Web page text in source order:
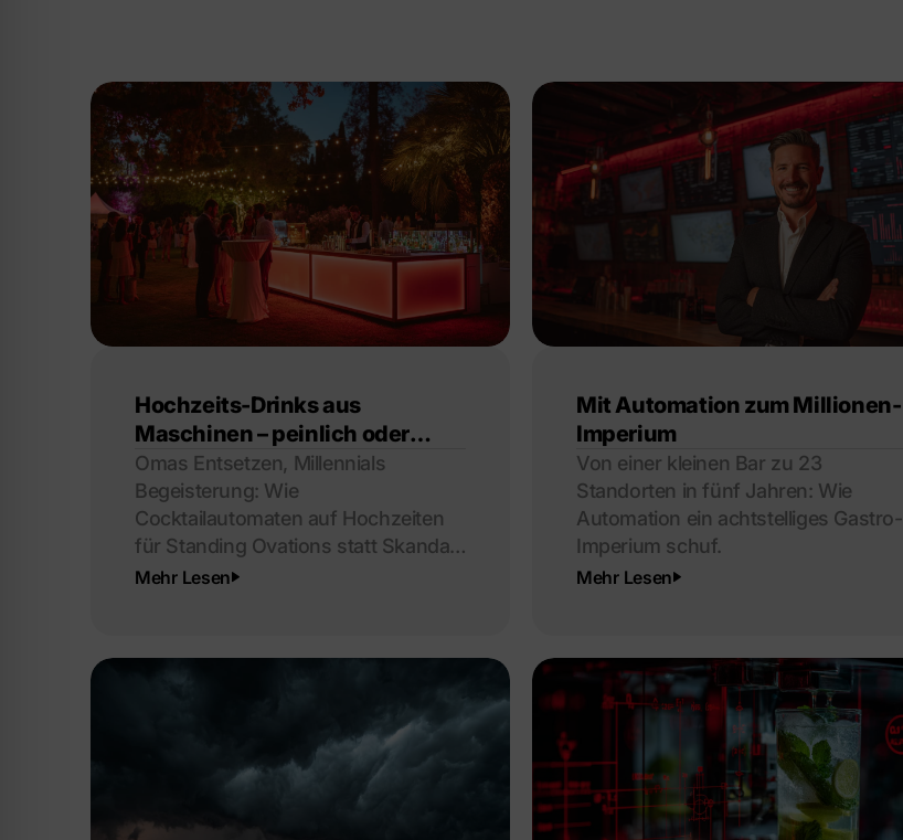
Hochzeits-Drinks aus
Maschinen – peinlich oder
perfekt?
Omas Entsetzen, Millennials
Begeisterung: Wie
Cocktailautomaten auf Hochzeiten
für Standing Ovations statt Skandale
sorgen.
Mehr Lesen
Mit Automation zum Millionen-
Imperium
Von einer kleinen Bar zu 23
Standorten in fünf Jahren: Wie
Automation ein achtstelliges Gastro-
Imperium schuf.
Mehr Lesen